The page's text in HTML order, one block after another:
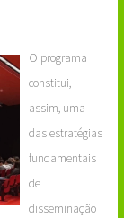
O programa
constitui,
assim, uma
das estratégias
fundamentais
de
disseminação